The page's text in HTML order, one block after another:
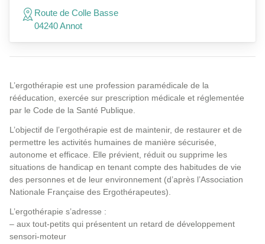
L’ergothérapie est une profession paramédicale de la
rééducation, exercée sur prescription médicale et réglementée
par le Code de la Santé Publique.
L’objectif de l’ergothérapie est de maintenir, de restaurer et de
permettre les activités humaines de manière sécurisée,
autonome et efficace. Elle prévient, réduit ou supprime les
situations de handicap en tenant compte des habitudes de vie
des personnes et de leur environnement (d’après l’Association
Nationale Française des Ergothérapeutes).
L’ergothérapie s’adresse :
– aux tout-petits qui présentent un retard de développement
sensori-moteur
Route de Colle Basse
04240 Annot